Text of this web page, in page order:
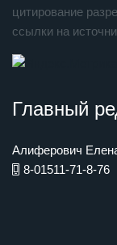
цитирование
ссылки на
Главный
Алиферович
8-01511-71-8-76